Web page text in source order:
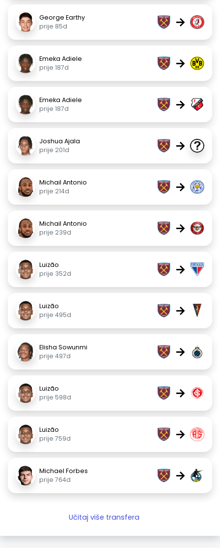
George Earthy
prije 85d
→
Emeka Adiele
prije 187d
→
Emeka Adiele
prije 187d
→
Joshua Ajala
prije 201d
→
Michail Antonio
prije 214d
→
Michail Antonio
prije 239d
→
Luizão
prije 352d
→
Luizão
prije 495d
→
Elisha Sowunmi
prije 497d
→
Luizão
prije 598d
→
Luizão
prije 759d
→
Michael Forbes
prije 764d
→
Učitaj više transfera